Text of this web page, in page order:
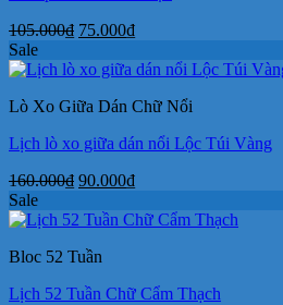
105.000₫ Giá
là:
75.000₫Giá
tại
75.000₫.
Sale
Lò Xo Giữa Dán Chữ Nổi
Lịch lò xo giữa dán nổi Lộc Túi Vàng
160.000₫ Giá
là:
90.000₫Giá
tại
Sale
Bloc 52 Tuần
Lịch 52 Tuần Chữ Cẩm Thạch